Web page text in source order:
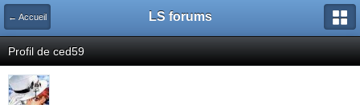
← Accueil LS forums
Profil de ced59